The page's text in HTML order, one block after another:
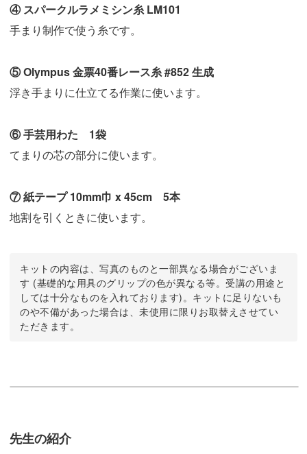
④ スパークルラメミシン糸 LM101
手まり制作で使う糸です。
⑤ Olympus 金票40番レース糸 #852 生成
浮き手まりに仕立てる作業に使います。
⑥ 手芸用わた 1袋
てまりの芯の部分に使います。
⑦ 紙テープ 10mm巾 x 45cm 5本
地割を引くときに使います。
キットの内容は、写真のものと一部異なる場合がございま
す (基礎的な用具のグリップの色が異なる等。受講の用途と
しては十分なものを入れております)。キットに足りないも
のや不備があった場合は、未使用に限りお取替えさせてい
ただきます。
先生の紹介